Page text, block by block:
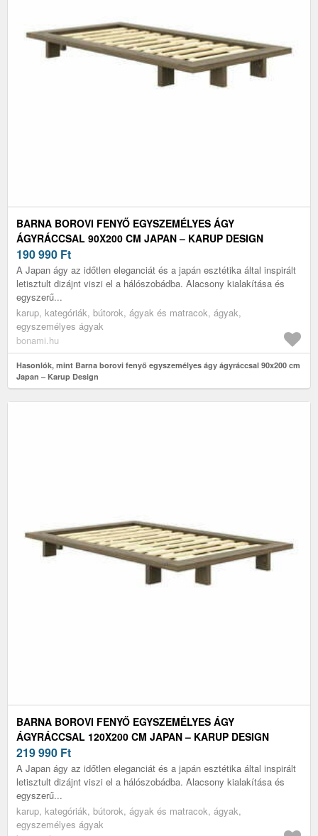
BARNA BOROVI FENYŐ EGYSZEMÉLYES ÁGY
ÁGYRÁCCSAL 90X200 CM JAPAN – KARUP DESIGN
190 990 Ft
A Japan ágy az időtlen eleganciát és a japán esztétika által inspirált
letisztult dizájnt viszi el a hálószobádba. Alacsony kialakítása és
egyszerű...
karup, kategóriák, bútorok, ágyak és matracok, ágyak,
egyszemélyes ágyak
bonami.hu
Hasonlók, mint Barna borovi fenyő egyszemélyes ágy ágyráccsal 90x200 cm
Japan – Karup Design
BARNA BOROVI FENYŐ EGYSZEMÉLYES ÁGY
ÁGYRÁCCSAL 120X200 CM JAPAN – KARUP DESIGN
219 990 Ft
A Japan ágy az időtlen eleganciát és a japán esztétika által inspirált
letisztult dizájnt viszi el a hálószobádba. Alacsony kialakítása és
egyszerű...
karup, kategóriák, bútorok, ágyak és matracok, ágyak,
egyszemélyes ágyak